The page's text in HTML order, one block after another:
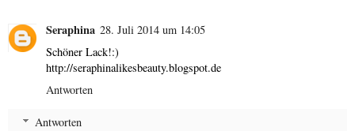
Seraphina 28. Juli 2014 um 14:05
Schöner Lack!:)
http://seraphinalikesbeauty.blogspot.de
Antworten
Antworten